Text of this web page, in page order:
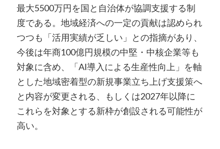
最大5500万円を国と自治体が協調支援する制
度である。地域経済への一定の貢献は認められ
つつも「活用実績が乏しい」との指摘があり、
今後は年商100億円規模の中堅・中核企業等も
対象に含め、「AI導入による生産性向上」を軸
とした地域密着型の新規事業立ち上げ支援策へ
と内容が変更される、もしくは2027年以降に
これらを対象とする新枠が創設される可能性が
高い。